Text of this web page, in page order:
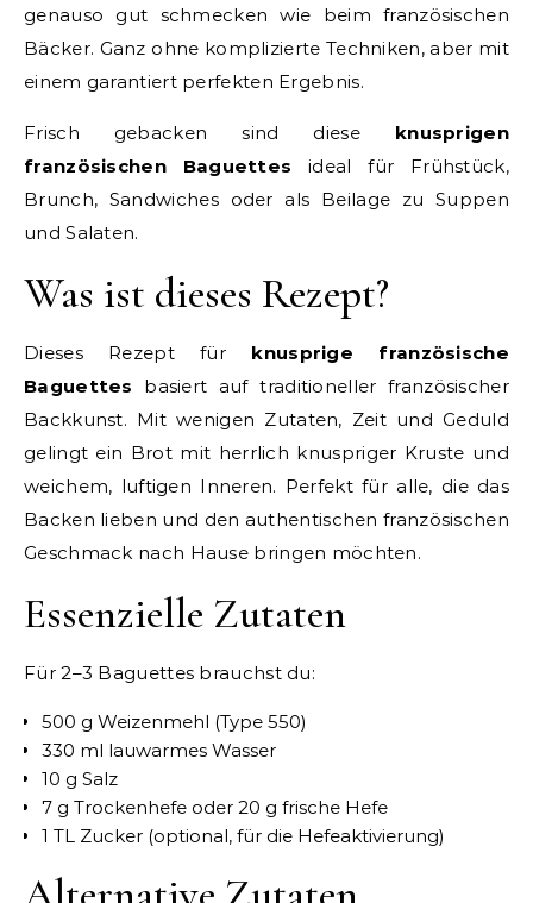
genauso gut schmecken wie beim französischen
Bäcker. Ganz ohne komplizierte Techniken, aber mit
einem garantiert perfekten Ergebnis.
Frisch gebacken sind diese knusprigen
französischen Baguettes ideal für Frühstück,
Brunch, Sandwiches oder als Beilage zu Suppen
und Salaten.
Was ist dieses Rezept?
Dieses Rezept für knusprige französische
Baguettes basiert auf traditioneller französischer
Backkunst. Mit wenigen Zutaten, Zeit und Geduld
gelingt ein Brot mit herrlich knuspriger Kruste und
weichem, luftigen Inneren. Perfekt für alle, die das
Backen lieben und den authentischen französischen
Geschmack nach Hause bringen möchten.
Essenzielle Zutaten
Für 2–3 Baguettes brauchst du:
500 g Weizenmehl (Type 550)
330 ml lauwarmes Wasser
10 g Salz
7 g Trockenhefe oder 20 g frische Hefe
1 TL Zucker (optional, für die Hefeaktivierung)